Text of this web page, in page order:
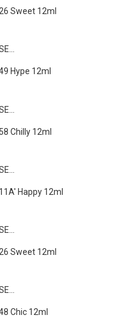
Sweet 12ml
Hype 12ml
Chilly 12ml
Happy 12ml
Sweet 12ml
Chic 12ml